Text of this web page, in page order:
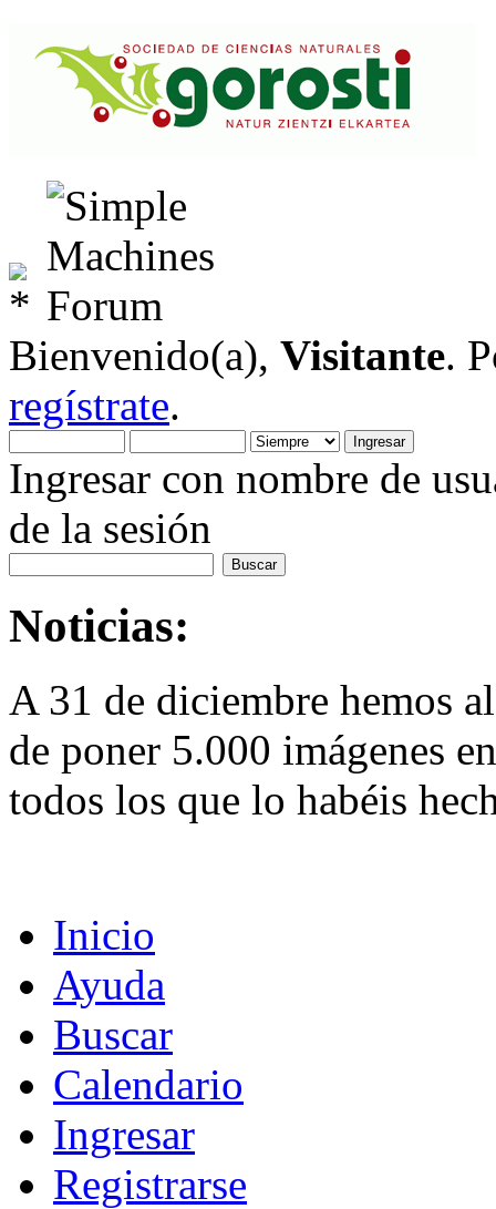
Bienvenido(a), Visitante.
regístrate.
Ingresar con nombre de
de la sesión
Noticias:
A 31 de diciembre hemos
de poner 5.000 imágenes
todos los que lo habéis
Inicio
Ayuda
Buscar
Calendario
Ingresar
Registrarse